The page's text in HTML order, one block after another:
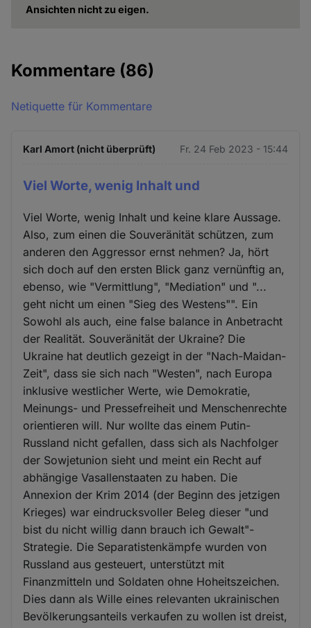
Ansichten nicht zu eigen.
Kommentare (86)
Netiquette für Kommentare
Karl Amort (nicht überprüft) Fr. 24 Feb 2023 - 15:44
Viel Worte, wenig Inhalt und
Viel Worte, wenig Inhalt und keine klare Aussage.
Also, zum einen die Souveränität schützen, zum
anderen den Aggressor ernst nehmen? Ja, hört
sich doch auf den ersten Blick ganz vernünftig an,
ebenso, wie "Vermittlung", "Mediation" und "...
geht nicht um einen "Sieg des Westens"". Ein
Sowohl als auch, eine false balance in Anbetracht
der Realität. Souveränität der Ukraine? Die
Ukraine hat deutlich gezeigt in der "Nach-Maidan-
Zeit", dass sie sich nach "Westen", nach Europa
inklusive westlicher Werte, wie Demokratie,
Meinungs- und Pressefreiheit und Menschenrechte
orientieren will. Nur wollte das einem Putin-
Russland nicht gefallen, dass sich als Nachfolger
der Sowjetunion sieht und meint ein Recht auf
abhängige Vasallenstaaten zu haben. Die
Annexion der Krim 2014 (der Beginn des jetzigen
Krieges) war eindrucksvoller Beleg dieser "und
bist du nicht willig dann brauch ich Gewalt"-
Strategie. Die Separatistenkämpfe wurden von
Russland aus gesteuert, unterstützt mit
Finanzmitteln und Soldaten ohne Hoheitszeichen.
Dies dann als Wille eines relevanten ukrainischen
Bevölkerungsanteils verkaufen zu wollen ist dreist,